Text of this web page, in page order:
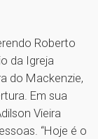
Roberto
da Igreja
do Mackenzie,
Em sua
Vieira
“Hoje é o